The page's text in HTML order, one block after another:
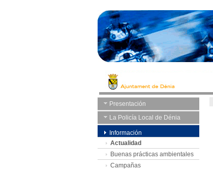
Presentación
La Policía Local de Dénia
Información
Actualidad
Buenas prácticas ambientales
Campañas